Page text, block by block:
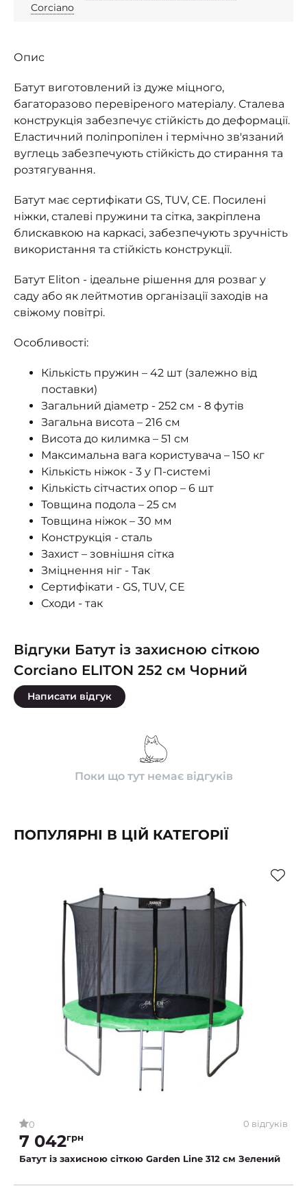
Corciano
Опис
Батут виготовлений із дуже міцного,
багаторазово перевіреного матеріалу. Сталева
конструкція забезпечує стійкість до деформації.
Еластичний поліпропілен і термічно зв'язаний
вуглець забезпечують стійкість до стирання та
розтягування.
Батут має сертифікати GS, TUV, CE. Посилені
ніжки, сталеві пружини та сітка, закріплена
блискавкою на каркасі, забезпечують зручність
використання та стійкість конструкції.
Батут Eliton - ідеальне рішення для розваг у
саду або як лейтмотив організації заходів на
свіжому повітрі.
Особливості:
Кількість пружин – 42 шт (залежно від
поставки)
Загальний діаметр - 252 см - 8 футів
Загальна висота – 216 см
Висота до килимка – 51 см
Максимальна вага користувача – 150 кг
Кількість ніжок - 3 у П-системі
Кількість сітчастих опор – 6 шт
Товщина подола – 25 см
Товщина ніжок – 30 мм
Конструкція - сталь
Захист – зовнішня сітка
Зміцнення ніг - Так
Сертифікати - GS, TUV, CE
Сходи - так
Відгуки Батут із захисною сіткою
Corciano ELITON 252 см Чорний
Написати відгук
Поки що тут немає відгуків
ПОПУЛЯРНІ В ЦІЙ КАТЕГОРІЇ
0 0 відгуків
7 042грн
Батут із захисною сіткою Garden Line 312 см Зелений